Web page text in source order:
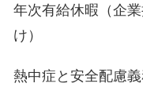
年次有給休暇（企
け）
熱中症と安全配慮